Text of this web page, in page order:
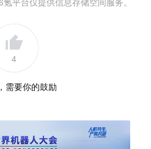
4
需要你的鼓励